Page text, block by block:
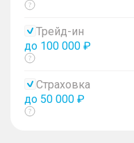
Показать
Трейд-ин
до 100 000 ₽
Показать
Страховка
до 50 000 ₽
Показать